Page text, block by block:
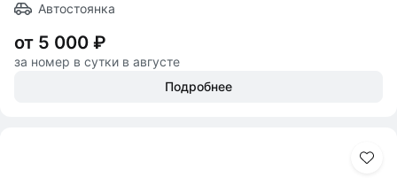
Автостоянка
от 5 000 ₽
за номер в сутки в августе
Подробнее